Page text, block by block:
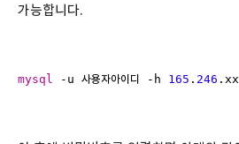
가능합니다.
mysql -u 사용자아이디 -h 165 . 246